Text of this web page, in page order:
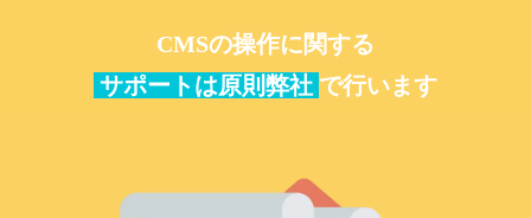
CMSの操作に関する
サポートは原則弊社 で行います